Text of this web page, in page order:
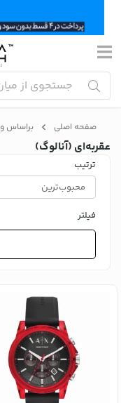
صفحه اصلی براساس
عقربه‌ای (آنالوگ)
ترتیب
فیلتر